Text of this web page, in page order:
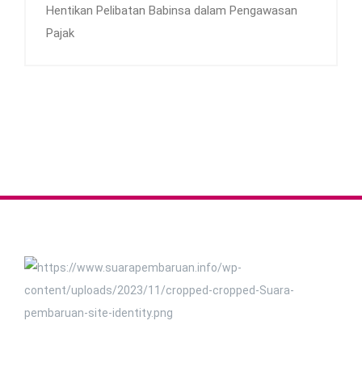
Hentikan Pelibatan Babinsa dalam Pengawasan
Pajak